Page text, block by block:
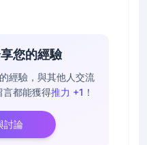
您的經驗
經驗，與其他人交流
言都能獲得推力 +1 ！
討論